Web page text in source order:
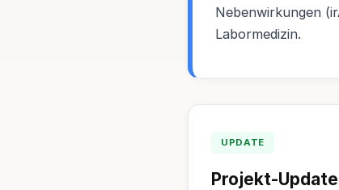
Nebenwirkungen
Labormedizin.
UPDATE
Projekt-Update